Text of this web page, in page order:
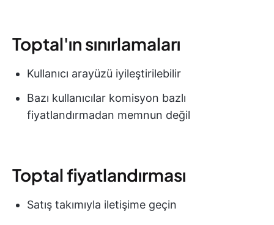
Toptal'ın sınırlamaları
Kullanıcı arayüzü iyileştirilebilir
Bazı kullanıcılar komisyon bazlı
fiyatlandırmadan memnun değil
Toptal fiyatlandırması
Satış takımıyla iletişime geçin